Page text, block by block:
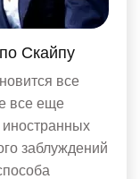
Скайпу
все
все еще
иностранных
заблуждений